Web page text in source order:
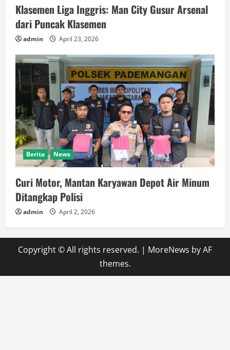
Klasemen Liga Inggris: Man City Gusur Arsenal
dari Puncak Klasemen
admin April 23, 2026
Berita News
Curi Motor, Mantan Karyawan Depot Air Minum
Ditangkap Polisi
admin April 2, 2026
Copyright © All rights reserved. | MoreNews by AF
themes.